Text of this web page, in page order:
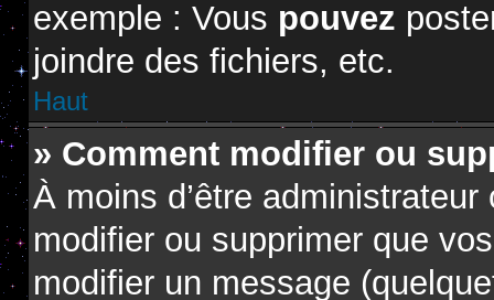
exemple : Vous pouvez
joindre des fichiers, etc.
Haut
» Comment modifier ou
À moins d’être
modifier ou supprimer que
modifier un message